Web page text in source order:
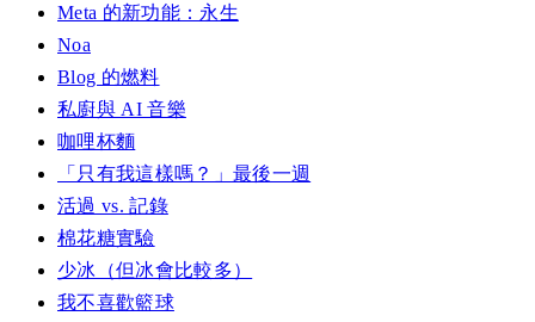
Meta 的新功能：永生
Noa
Blog 的燃料
私廚與 AI 音樂
咖哩杯麵
「只有我這樣嗎？」最後一週
活過 vs. 記錄
棉花糖實驗
少冰（但冰會比較多）
我不喜歡籃球